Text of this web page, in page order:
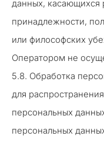
данных, касающихся
принадлежности,
или философских
Оператором не
5.8. Обработка
для
персональных
персональных